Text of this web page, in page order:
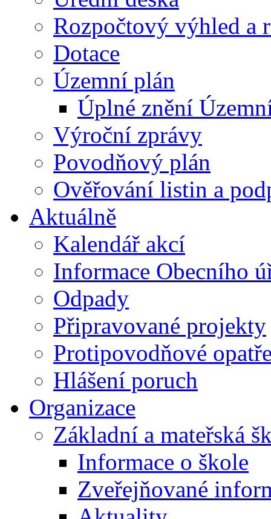
Rozpočtový výhled a
Dotace
Územní plán
Úplné znění
Výroční zprávy
Povodňový plán
Ověřování listin a
Aktuálně
Kalendář akcí
Informace Obecního
Odpady
Připravované projekty
Protipovodňové
Hlášení poruch
Organizace
Základní a mateřská
Informace o škole
Zveřejňované